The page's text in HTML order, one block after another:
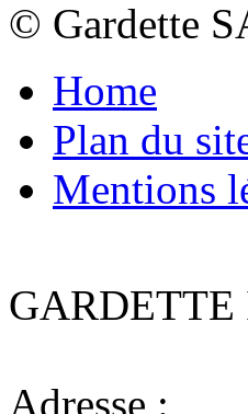
© Gardette
Home
Plan du
Mentions
Adresse :